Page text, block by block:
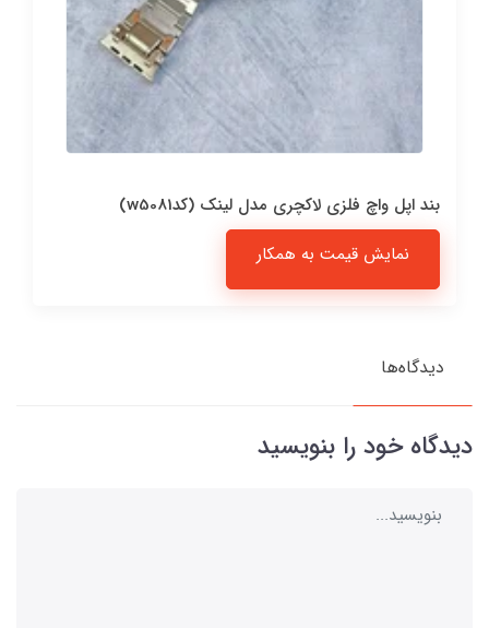
بند اپل واچ فلزی لاکچری مدل لینک (کدw5081)
نمایش قیمت به همکار
دیدگاه‌ها
دیدگاه خود را بنویسید